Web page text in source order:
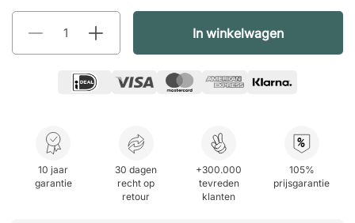
In winkelwagen
10 jaar
garantie
30 dagen
recht op
retour
+300.000
tevreden
klanten
%
105%
prijsgarantie